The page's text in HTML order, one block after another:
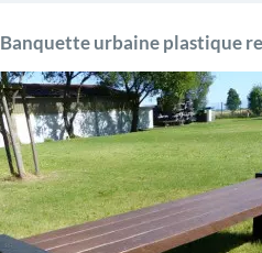
Banquette urbaine plastique